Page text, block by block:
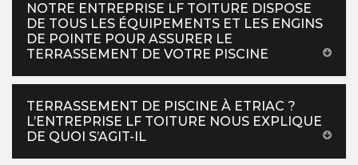
NOTRE ENTREPRISE LF TOITURE DISPOSE
DE TOUS LES ÉQUIPEMENTS ET LES ENGINS
DE POINTE POUR ASSURER LE
TERRASSEMENT DE VOTRE PISCINE
TERRASSEMENT DE PISCINE À ETRIAC ?
L’ENTREPRISE LF TOITURE NOUS EXPLIQUE
DE QUOI S’AGIT-IL